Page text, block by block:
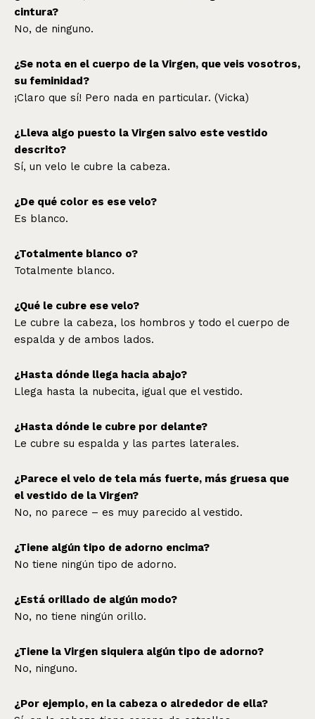
cintura?
No, de ninguno.
¿Se nota en el cuerpo de la Virgen, que veis vosotros,
su feminidad?
¡Claro que sí! Pero nada en particular. (Vicka)
¿Lleva algo puesto la Virgen salvo este vestido
descrito?
Sí, un velo le cubre la cabeza.
¿De qué color es ese velo?
Es blanco.
¿Totalmente blanco o?
Totalmente blanco.
¿Qué le cubre ese velo?
Le cubre la cabeza, los hombros y todo el cuerpo de
espalda y de ambos lados.
¿Hasta dónde llega hacia abajo?
Llega hasta la nubecita, igual que el vestido.
¿Hasta dónde le cubre por delante?
Le cubre su espalda y las partes laterales.
¿Parece el velo de tela más fuerte, más gruesa que
el vestido de la Virgen?
No, no parece – es muy parecido al vestido.
¿Tiene algún tipo de adorno encima?
No tiene ningún tipo de adorno.
¿Está orillado de algún modo?
No, no tiene ningún orillo.
¿Tiene la Virgen siquiera algún tipo de adorno?
No, ninguno.
¿Por ejemplo, en la cabeza o alrededor de ella?